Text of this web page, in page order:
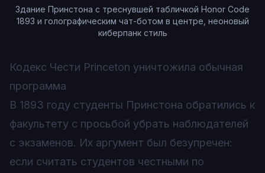
Здание Принстона с треснувшей табличкой Honor Code
1893 и голографическим чат-ботом в центре, неоновый
киберпанк стиль
Кодекс Чести Princeton уничтожила обычная
программа
В 1893 году студенты Принстона обратились к
факультету с просьбой убрать наблюдателей
с экзаменов. Их аргумент был безупречен:
если считать студентов честными по